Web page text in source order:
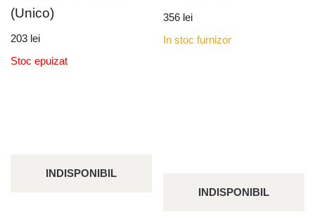
(Unico)
203 lei
Stoc epuizat
356 lei
In stoc furnizor
INDISPONIBIL
INDISPONIBIL